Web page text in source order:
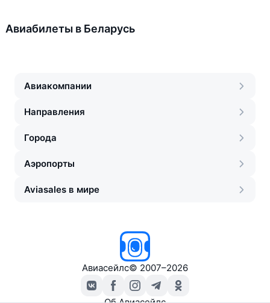
Авиабилеты в Беларусь
Авиакомпании
Направления
Города
Аэропорты
Aviasales в мире
Авиасейлс© 2007–2026